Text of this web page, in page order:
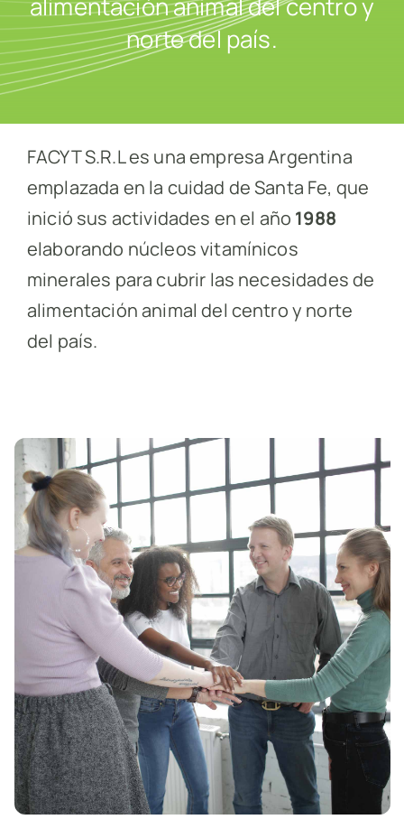
Contacto
norte del país.
FACYT S.R.L es una empresa Argentina
emplazada en la cuidad de Santa Fe, que
inició sus actividades en el año 1988
elaborando núcleos vitamínicos
minerales para cubrir las necesidades de
alimentación animal del centro y norte
del país.